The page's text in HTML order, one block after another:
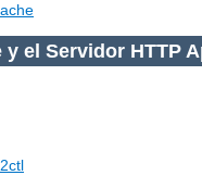
el Servidor HTTP